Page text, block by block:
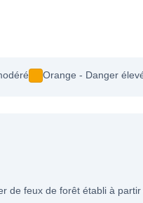
Orange - Danger
de feux de forêt établi à